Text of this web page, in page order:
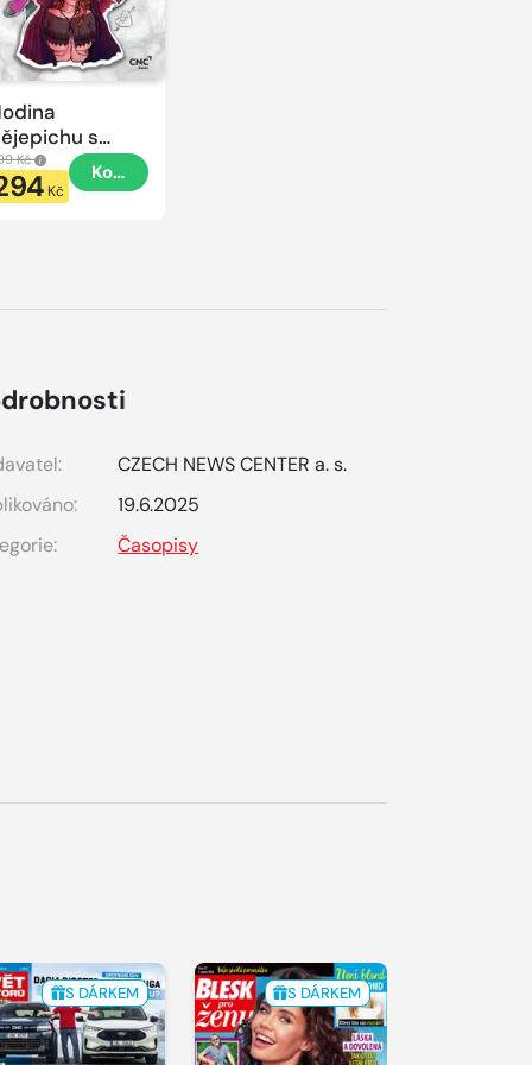
s
Kč
Kč
Koupit
CZECH NEWS CENTER a. s.
19.6.2025
Časopisy
S DÁRKEM S DÁRKEM